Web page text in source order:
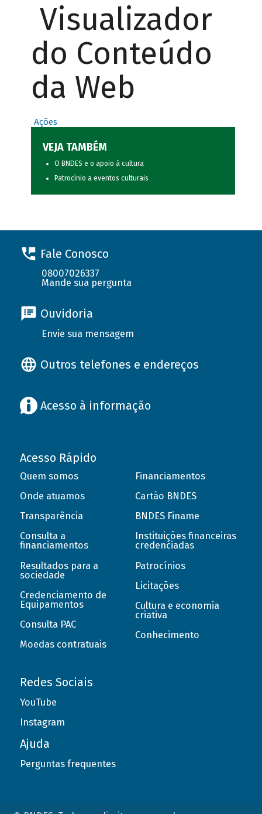
Visualizador
do Conteúdo
da Web
Ações
VEJA TAMBÉM
O BNDES e o apoio à cultura
Patrocínio a eventos culturais
Fale Conosco
08007026337
Mande sua pergunta
Ouvidoria
Envie sua mensagem
Outros telefones e endereços
Acesso à informação
Acesso Rápido
Quem somos
Onde atuamos
Transparência
Consulta a
financiamentos
Resultados para a
sociedade
Credenciamento de
Equipamentos
Consulta PAC
Moedas contratuais
Financiamentos
Cartão BNDES
BNDES Finame
Instituições financeiras
credenciadas
Patrocínios
Licitações
Cultura e economia
criativa
Conhecimento
Redes Sociais
YouTube
Instagram
Ajuda
Perguntas frequentes